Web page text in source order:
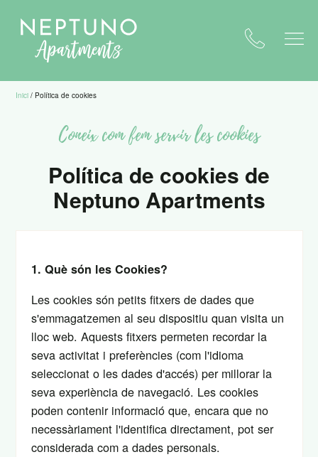
Inici / Política de cookies
Coneix com fem servir les cookies
Política de cookies de
Neptuno Apartments
1. Què són les Cookies?
Les cookies són petits fitxers de dades que
s'emmagatzemen al seu dispositiu quan visita un
lloc web. Aquests fitxers permeten recordar la
seva activitat i preferències (com l'idioma
seleccionat o les dades d'accés) per millorar la
seva experiència de navegació. Les cookies
poden contenir informació que, encara que no
necessàriament l'identifica directament, pot ser
considerada com a dades personals.